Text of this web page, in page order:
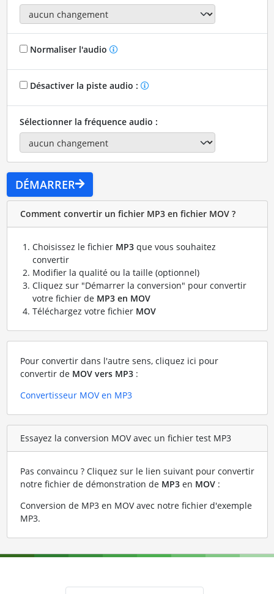
Normaliser l'audio
Désactiver la piste audio :
Sélectionner la fréquence audio :
DÉMARRER
Comment convertir un fichier MP3 en fichier MOV ?
Choisissez le fichier MP3que vous souhaitez
convertir
Modifier la qualité ou la taille (optionnel)
Cliquez sur "Démarrer la conversion" pour convertir
votre fichier de MP3 en MOV
Téléchargez votre fichier MOV
Pour convertir dans l'autre sens, cliquez ici pour
convertir de MOV vers MP3:
Convertisseur MOV en MP3
Essayez la conversion MOV avec un fichier test MP3
Pas convaincu ? Cliquez sur le lien suivant pour convertir
notre fichier de démonstration de MP3en MOV:
Conversion de MP3 en MOV avec notre fichier d'exemple
MP3.